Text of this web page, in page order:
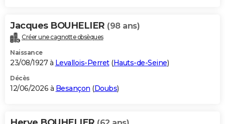
Bricolage
Lifestyle
Culture
Sport
Auto
Television
Voyage
Cinema
Jacques BOUHELIER (98 ans)
Créer une cagnotte obsèques
Naissance
23/08/1927 à Levallois-Perret(Hauts-de-Seine)
Décès
12/06/2026 à Besançon (Doubs)